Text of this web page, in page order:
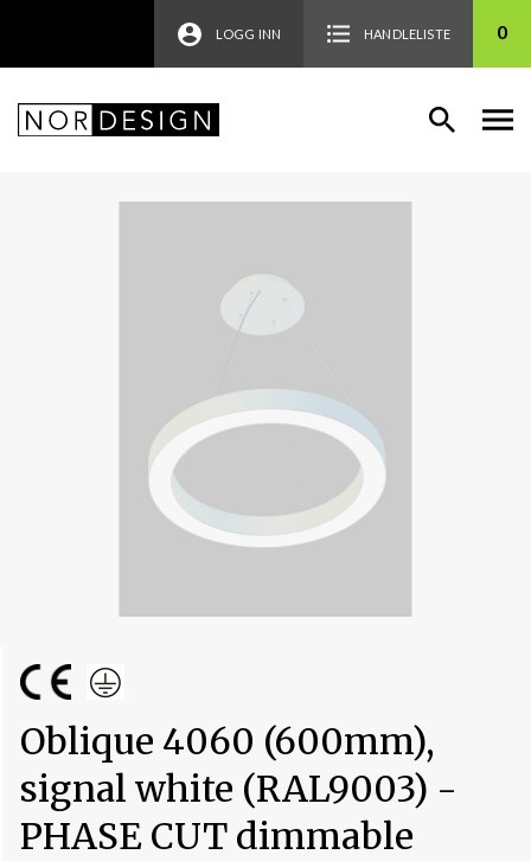
LOGG INN HANDLELISTE 0
Oblique 4060 (600mm),
signal white (RAL9003) -
PHASE CUT dimmable